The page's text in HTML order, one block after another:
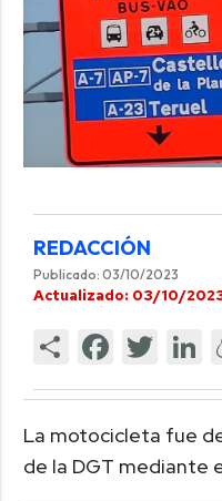
REDACCIÓN
Publicado: 03/10/2023
Actualizado: 03/10/2023
La motocicleta fue
de la DGT mediante